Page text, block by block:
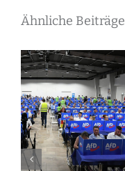
Ähnliche Beiträge